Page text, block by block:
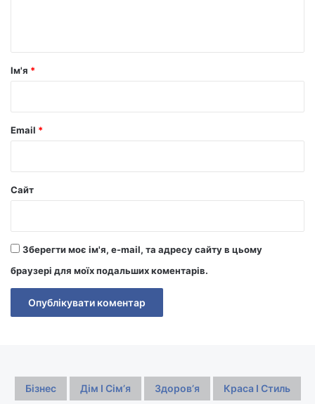
р
Ім'я *
Email *
Сайт
Зберегти моє ім'я, e-mail, та адресу сайту в цьому
браузері для моїх подальших коментарів.
Бізнес Дім І Сімʼя Здоровʼя Краса І Стиль